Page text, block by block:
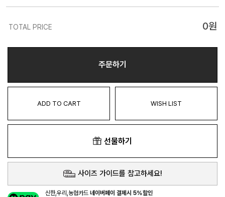
TOTAL PRICE 0원
주문하기
ADD TO CART WISH LIST
선물하기
사이즈 가이드를 참고하세요!
신한,우리,농협카드네이버페이 결제시 5%할인